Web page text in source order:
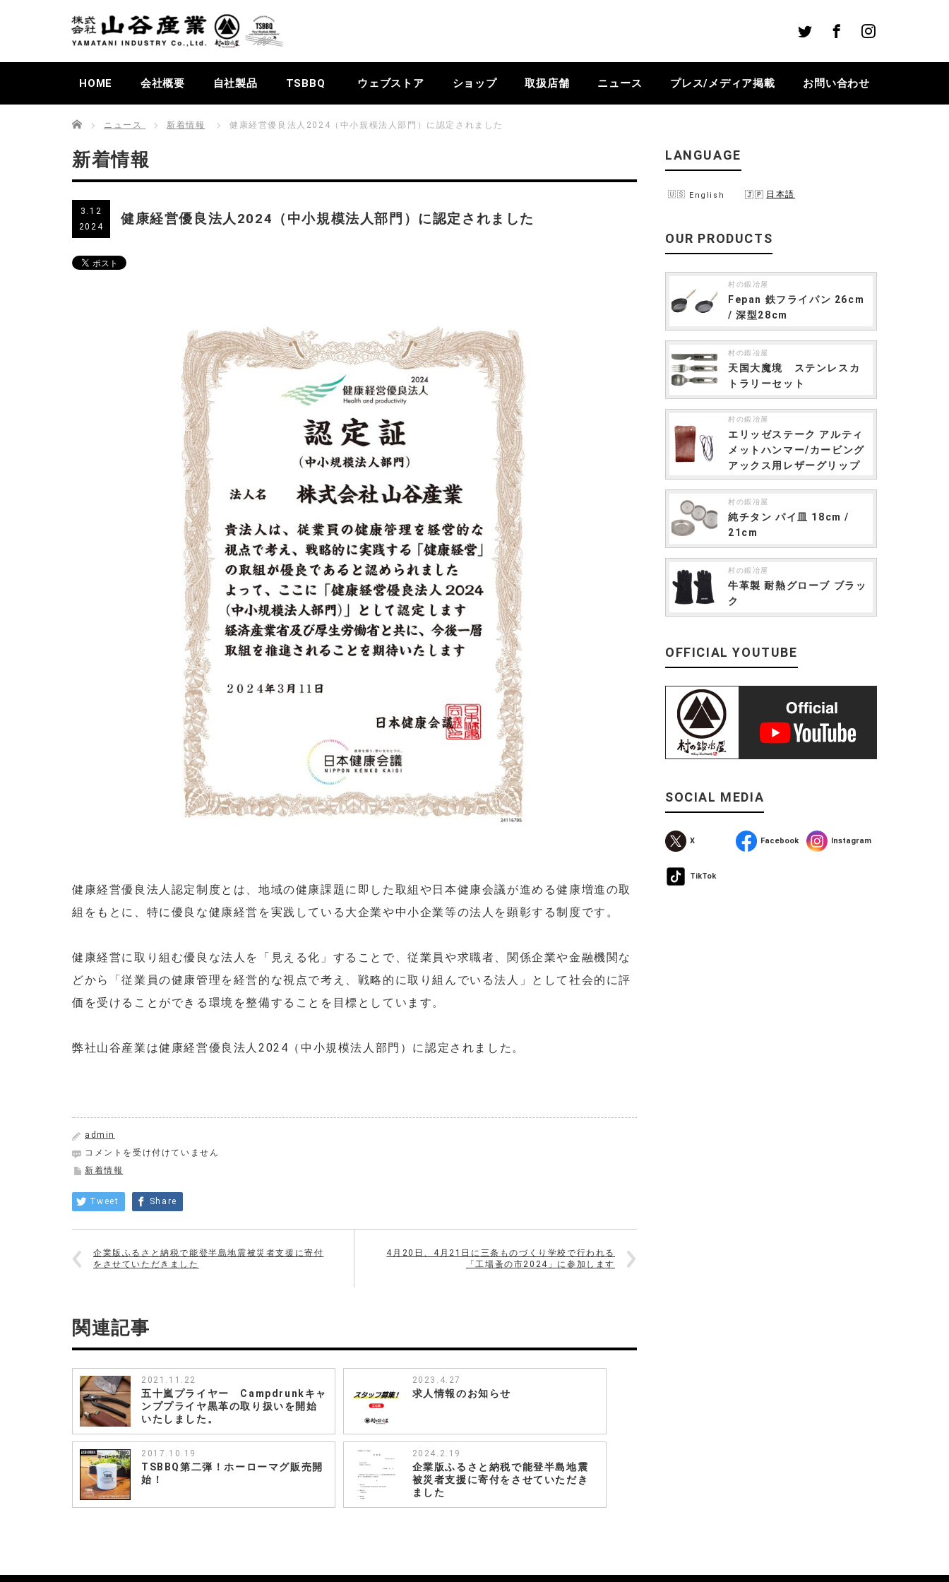
Instagram
HOME 会社概要 自社製品 TSBBQ ウェブストア ショップ 取扱店舗 ニュース プレス/メディア掲載 お問い合わせ
Home ニュース 新着情報 健康経営優良法人2024（中小規模法人部門）に認定されました
新着情報
3.12
2024
健康経営優良法人2024（中小規模法人部門）に認定されました
健康経営優良法人認定制度とは、地域の健康課題に即した取組や日本健康会議が進める健康増進の取
組をもとに、特に優良な健康経営を実践している大企業や中小企業等の法人を顕彰する制度です。
健康経営に取り組む優良な法人を「見える化」することで、従業員や求職者、関係企業や金融機関な
どから「従業員の健康管理を経営的な視点で考え、戦略的に取り組んでいる法人」として社会的に評
価を受けることができる環境を整備することを目標としています。
弊社山谷産業は健康経営優良法人2024（中小規模法人部門）に認定されました。
admin
健
康
営
優
法
2024（中
人
部
門）
に
認
定
さ
れ
ま
し
た
は
コメントを受け付けていません
新着情報
Tweet Share
企業版ふるさと納税で能登半島地震被災者支援に寄付
をさせていただきました
4月20日、4月21日に三条ものづくり学校で行われる
「工場蚤の市2024」に参加します
関連記事
2021.11.22
五十嵐プライヤー Campdrunkキャ
ンププライヤ黒革の取り扱いを開始
いたしました。
2023.4.27
求人情報のお知らせ
2017.10.19
TSBBQ第二弾！ホーローマグ販売開
始！
2024.2.19
企業版ふるさと納税で能登半島地震
被災者支援に寄付をさせていただき
ました
LANGUAGE
English 日本語
OUR PRODUCTS
村の鍛冶屋
Fepan 鉄フライパン 26cm
/ 深型28cm
村の鍛冶屋
天国大魔境 ステンレスカ
トラリーセット
村の鍛冶屋
エリッゼステーク アルティ
メットハンマー/カービング
アックス用レザーグリップ
村の鍛冶屋
純チタン パイ皿 18cm /
21cm
村の鍛冶屋
牛革製 耐熱グローブ ブラッ
ク
OFFICIAL YOUTUBE
SOCIAL MEDIA
X Facebook Instagram
TikTok